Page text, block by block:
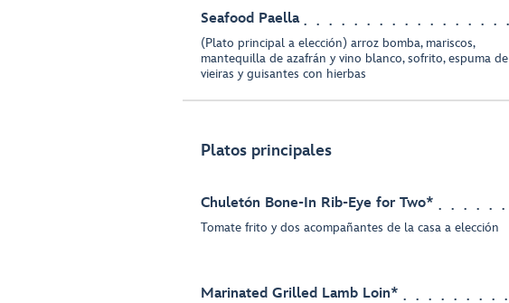
Seafood Paella
(Plato principal a elección) arroz bomba, mariscos,
mantequilla de azafrán y vino blanco, sofrito, espuma de
vieiras y guisantes con hierbas
Platos principales
Chuletón Bone-In Rib-Eye for Two*
Tomate frito y dos acompañantes de la casa a elección
Marinated Grilled Lamb Loin*